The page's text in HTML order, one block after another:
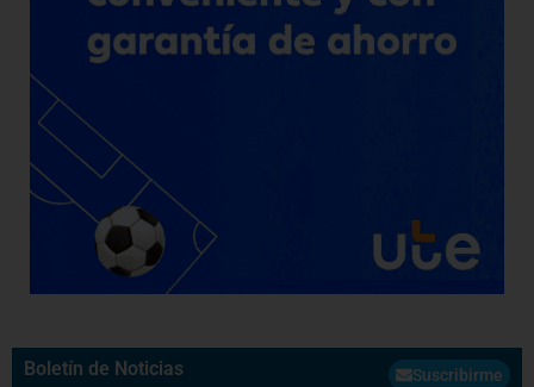
Boletín de Noticias Suscribirme